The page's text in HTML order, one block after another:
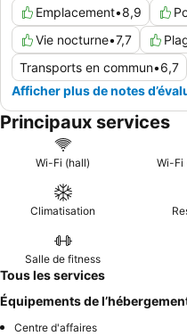
Emplacement•8,9
Vie nocturne•7,7
Transports en commun•6,7
Afficher plus de notes
Principaux services
Wi-Fi (hall) Wi-Fi
Climatisation
Salle de fitness
Tous les services
Équipements de
Centre d'affaires